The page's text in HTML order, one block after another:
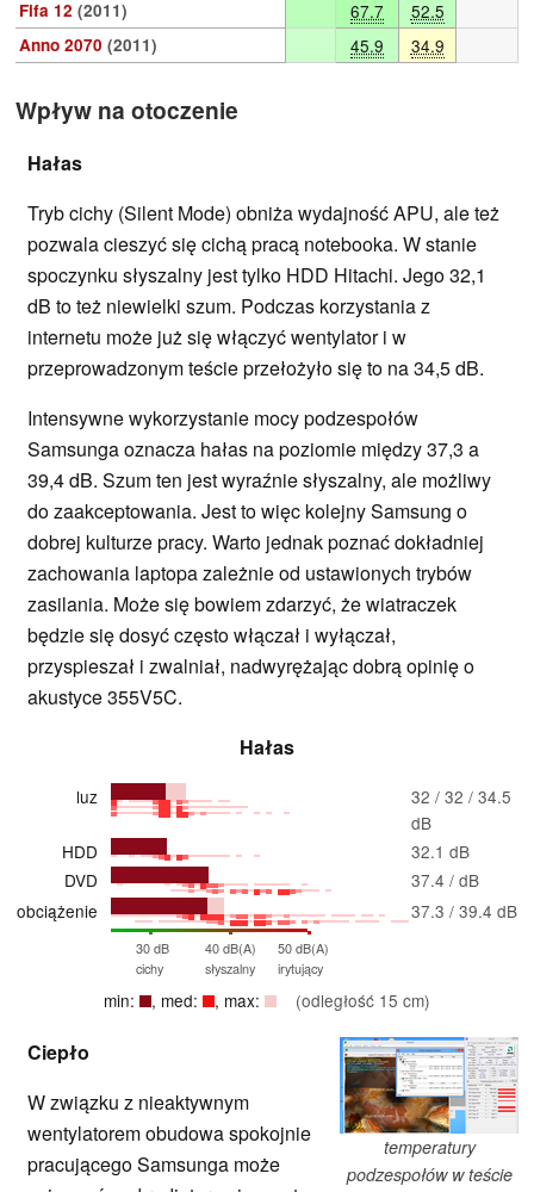
Fifa 12 (2011) 67.7 52.5
Anno 2070 (2011) 45.9 34.9
Wpływ na otoczenie
Hałas
Tryb cichy (Silent Mode) obniża wydajność APU, ale też
pozwala cieszyć się cichą pracą notebooka. W stanie
spoczynku słyszalny jest tylko HDD Hitachi. Jego 32,1
dB to też niewielki szum. Podczas korzystania z
internetu może już się włączyć wentylator i w
przeprowadzonym teście przełożyło się to na 34,5 dB.
Intensywne wykorzystanie mocy podzespołów
Samsunga oznacza hałas na poziomie między 37,3 a
39,4 dB. Szum ten jest wyraźnie słyszalny, ale możliwy
do zaakceptowania. Jest to więc kolejny Samsung o
dobrej kulturze pracy. Warto jednak poznać dokładniej
zachowania laptopa zależnie od ustawionych trybów
zasilania. Może się bowiem zdarzyć, że wiatraczek
będzie się dosyć często włączał i wyłączał,
przyspieszał i zwalniał, nadwyrężając dobrą opinię o
akustyce 355V5C.
Hałas
luz
32 / 32 / 34.5
dB
HDD
32.1 dB
DVD
37.4 / dB
obciążenie
37.3 / 39.4 dB
30 dB
cichy
40 dB(A)
słyszalny
50 dB(A)
irytujący
min: , med: , max: (odległość 15 cm)
temperatury
podzespołów w teście
Ciepło
W związku z nieaktywnym
wentylatorem obudowa spokojnie
pracującego Samsunga może